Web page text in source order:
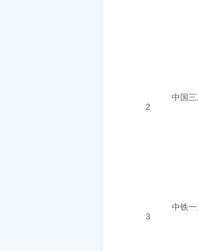
2
中国
3
中铁